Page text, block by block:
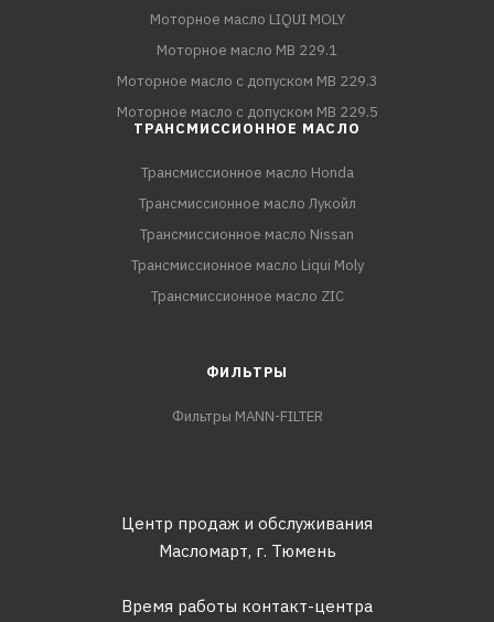
Моторное масло LIQUI MOLY
Моторное масло MB 229.1
Моторное масло с допуском MB 229.3
Моторное масло с допуском MB 229.5
ТРАНСМИССИОННОЕ МАСЛО
Трансмиссионное масло Honda
Трансмиссионное масло Лукойл
Трансмиссионное масло Nissan
Трансмиссионное масло Liqui Moly
Трансмиссионное масло ZIC
ФИЛЬТРЫ
Фильтры MANN-FILTER
Центр продаж и обслуживания
Масломарт, г. Тюмень
Время работы контакт-центра